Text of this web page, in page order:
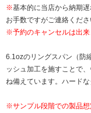
※基本的に当店から納期
お手数ですがご連絡くださ
※予約のキャンセルは出来
6.1ozのリングスパン（防
ッシュ加工を施すことで
ね備えています。ハード
※サンプル段階での製品